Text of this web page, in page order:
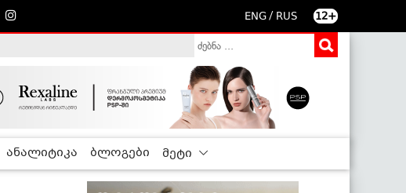
ENG / RUS 12+
ანალიტიკა ბლოგები მეტი